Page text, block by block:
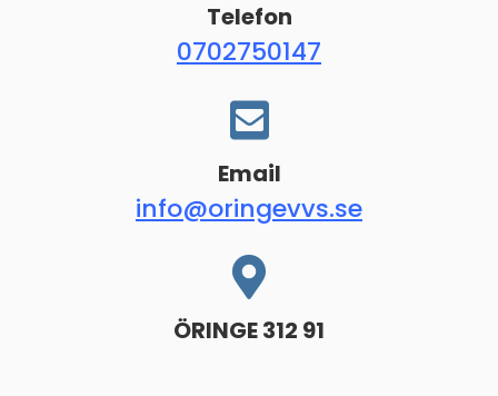
Telefon
0702750147

Email
info@oringevvs.se

ÖRINGE 312 91